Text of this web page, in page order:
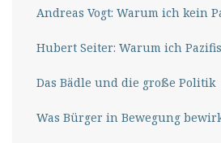
Andreas Vogt: Warum ich kein
Hubert Seiter: Warum ich
Das Bädle und die große Politik
Was Bürger in Bewegung